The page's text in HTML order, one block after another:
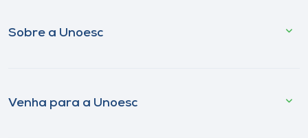
Sobre a Unoesc
Venha para a Unoesc